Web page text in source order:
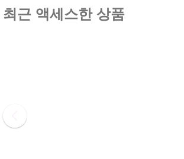
최근 액세스한 상품